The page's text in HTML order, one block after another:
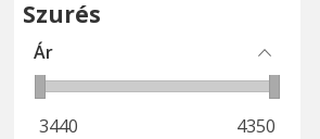
Szurés
Ár
3440
4350